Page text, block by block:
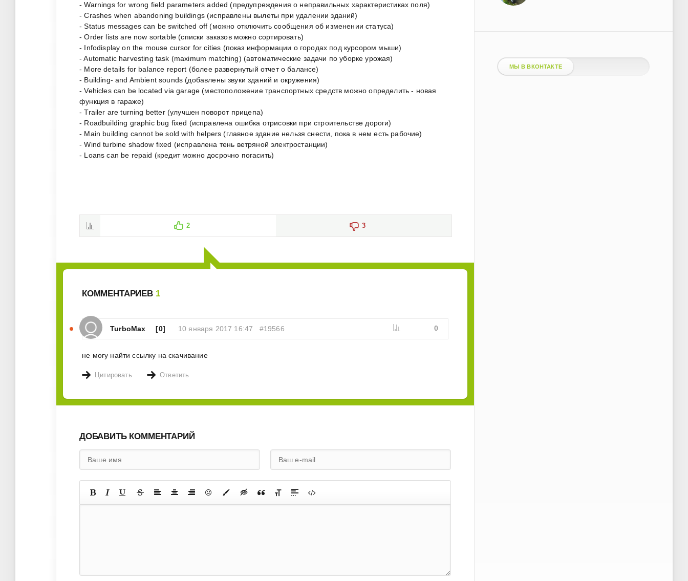
- Warnings for wrong field parameters added (предупреждения о неправильных характеристиках поля)
- Crashes when abandoning buildings (исправлены вылеты при удалении зданий)
- Status messages can be switched off (можно отключить сообщения об изменении статуса)
- Order lists are now sortable (списки заказов можно сортировать)
- Infodisplay on the mouse cursor for cities (показ информации о городах под курсором мыши)
- Automatic harvesting task (maximum matching) (автоматические задачи по уборке урожая)
- More details for balance report (более развернутый отчет о балансе)
- Building- and Ambient sounds (добавлены звуки зданий и окружения)
- Vehicles can be located via garage (местоположение транспортных средств можно определить - новая
функция в гараже)
- Trailer are turning better (улучшен поворот прицепа)
- Roadbuilding graphic bug fixed (исправлена ошибка отрисовки при строительстве дороги)
- Main building cannot be sold with helpers (главное здание нельзя снести, пока в нем есть рабочие)
- Wind turbine shadow fixed (исправлена тень ветряной электростанции)
- Loans can be repaid (кредит можно досрочно погасить)
2 3
КОММЕНТАРИЕВ 1
TurboMax [0] 10 января 2017 16:47 #19566 0
не могу найти ссылку на скачивание
Цитировать Ответить
ДОБАВИТЬ КОММЕНТАРИЙ
МЫ В ВКОНТАКТЕ